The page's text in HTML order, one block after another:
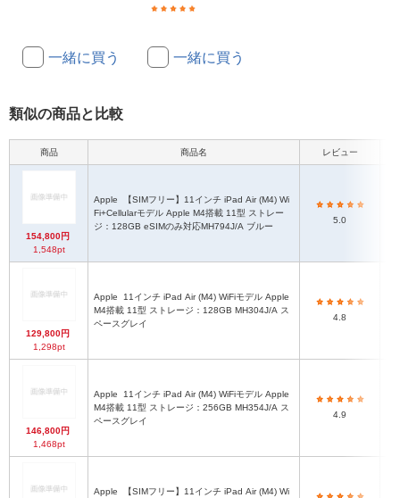
一緒に買う 一緒に買う
類似の商品と比較
商品 商品名 レビュー
154,800円
1,548pt
Apple
Fi+Cellularモデル Apple M4搭載 11型 ストレー
ジ：128GB eSIMのみ対応MH794J/A ブルー
5.0
129,800円
1,298pt
Apple
M4搭載 11型 ストレージ：128GB MH304J/A ス
ペースグレイ
4.8
146,800円
1,468pt
Apple
M4搭載 11型 ストレージ：256GB MH354J/A ス
ペースグレイ
4.9
Apple